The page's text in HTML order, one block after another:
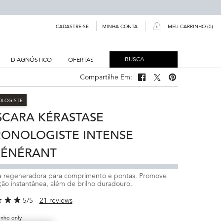
CADASTRE-SE MINHA CONTA MEU CARRINHO 0
0 PRODUCT IN CART
DIAGNÓSTICO OFERTAS BUSCA
Compartilhe Em: Compartilhe Em: Facebook
Compartilhe Em: Twitter
Compartilhe Em:
KÉRASTASE
INTENSE
regeneradora para comprimento e pontas. Promove
instantânea, além de brilho duradouro.
5/5
21 reviews
only